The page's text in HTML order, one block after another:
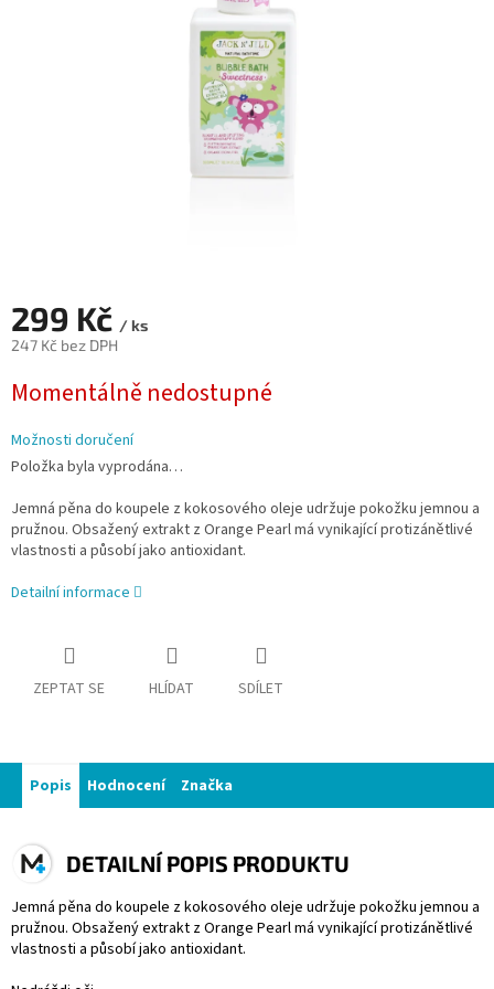
299 Kč / ks
247 Kč bez DPH
cena:
Momentálně nedostupné
Možnosti doručení
Položka byla vyprodána…
Jemná pěna do koupele z kokosového oleje udržuje pokožku jemnou a
pružnou. Obsažený extrakt z Orange Pearl má vynikající protizánětlivé
vlastnosti a působí jako antioxidant.
Detailní informace
ZEPTAT SE HLÍDAT SDÍLET
Popis Hodnocení Značka
DETAILNÍ POPIS PRODUKTU
Jemná pěna do koupele z kokosového oleje udržuje pokožku jemnou a
pružnou. Obsažený extrakt z Orange Pearl má vynikající protizánětlivé
vlastnosti a působí jako antioxidant.